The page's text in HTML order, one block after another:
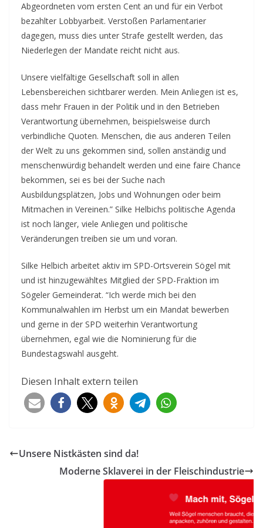
Abgeordneten vom ersten Cent an und für ein Verbot
bezahlter Lobbyarbeit. Verstoßen Parlamentarier
dagegen, muss dies unter Strafe gestellt werden, das
Niederlegen der Mandate reicht nicht aus.
Unsere vielfältige Gesellschaft soll in allen
Lebensbereichen sichtbarer werden. Mein Anliegen ist es,
dass mehr Frauen in der Politik und in den Betrieben
Verantwortung übernehmen, beispielsweise durch
verbindliche Quoten. Menschen, die aus anderen Teilen
der Welt zu uns gekommen sind, sollen anständig und
menschenwürdig behandelt werden und eine faire Chance
bekommen, sei es bei der Suche nach
Ausbildungsplätzen, Jobs und Wohnungen oder beim
Mitmachen in Vereinen.” Silke Helbichs politische Agenda
ist noch länger, viele Anliegen und politische
Veränderungen treiben sie um und voran.
Silke Helbich arbeitet aktiv im SPD-Ortsverein Sögel mit
und ist hinzugewähltes Mitglied der SPD-Fraktion im
Sögeler Gemeinderat. “Ich werde mich bei den
Kommunalwahlen im Herbst um ein Mandat bewerben
und gerne in der SPD weiterhin Verantwortung
übernehmen, egal wie die Nominierung für die
Bundestagswahl ausgeht.
Diesen Inhalt extern teilen
Unsere Nistkästen sind da!
Moderne Sklaverei in der Fleischindustrie